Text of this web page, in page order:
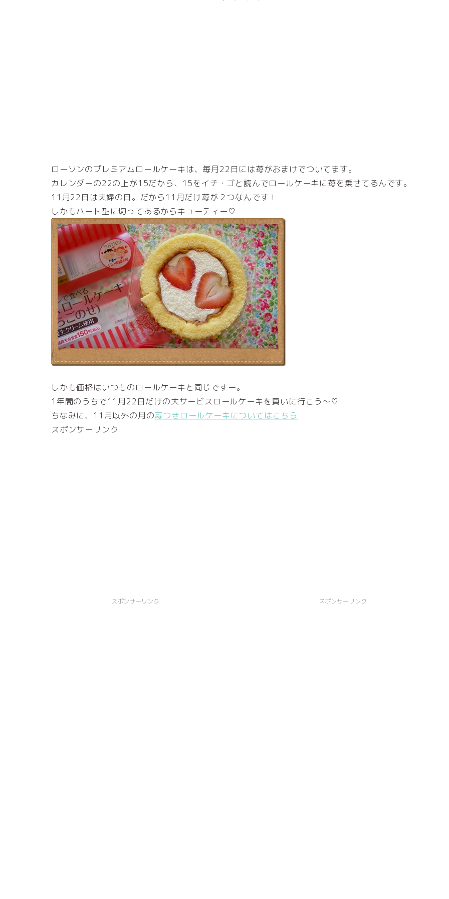
ローソンのプレミアムロールケーキは、毎月22日には苺がおまけでついてます。
カレンダーの22の上が15だから、15をイチ・ゴと読んでロールケーキに苺を乗せてるんです。
11月22日は夫婦の日。だから11月だけ苺が２つなんです！
しかもハート型に切ってあるからキューティー♡
しかも価格はいつものロールケーキと同じですー。
1年間のうちで11月22日だけの大サービスロールケーキを買いに行こう～♡
ちなみに、11月以外の月の苺つきロールケーキについてはこちら
スポンサーリンク
スポンサーリンク スポンサーリンク